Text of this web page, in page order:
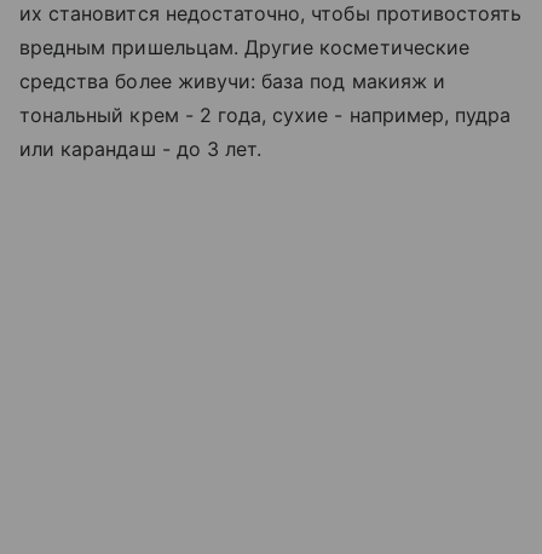
их становится недостаточно, чтобы противостоять
вредным пришельцам. Другие косметические
средства более живучи: база под макияж и
тональный крем - 2 года, сухие - например, пудра
или карандаш - до 3 лет.